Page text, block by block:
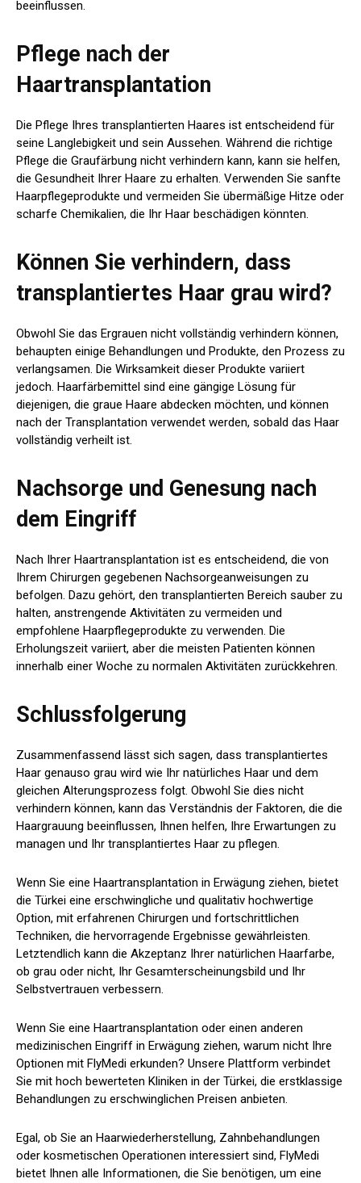
beeinflussen.
Pflege nach der
Haartransplantation
Die Pflege Ihres transplantierten Haares ist entscheidend für
seine Langlebigkeit und sein Aussehen. Während die richtige
Pflege die Graufärbung nicht verhindern kann, kann sie helfen,
die Gesundheit Ihrer Haare zu erhalten. Verwenden Sie sanfte
Haarpflegeprodukte und vermeiden Sie übermäßige Hitze oder
scharfe Chemikalien, die Ihr Haar beschädigen könnten.
Können Sie verhindern, dass
transplantiertes Haar grau wird?
Obwohl Sie das Ergrauen nicht vollständig verhindern können,
behaupten einige Behandlungen und Produkte, den Prozess zu
verlangsamen. Die Wirksamkeit dieser Produkte variiert
jedoch. Haarfärbemittel sind eine gängige Lösung für
diejenigen, die graue Haare abdecken möchten, und können
nach der Transplantation verwendet werden, sobald das Haar
vollständig verheilt ist.
Nachsorge und Genesung nach
dem Eingriff
Nach Ihrer Haartransplantation ist es entscheidend, die von
Ihrem Chirurgen gegebenen Nachsorgeanweisungen zu
befolgen. Dazu gehört, den transplantierten Bereich sauber zu
halten, anstrengende Aktivitäten zu vermeiden und
empfohlene Haarpflegeprodukte zu verwenden. Die
Erholungszeit variiert, aber die meisten Patienten können
innerhalb einer Woche zu normalen Aktivitäten zurückkehren.
Schlussfolgerung
Zusammenfassend lässt sich sagen, dass transplantiertes
Haar genauso grau wird wie Ihr natürliches Haar und dem
gleichen Alterungsprozess folgt. Obwohl Sie dies nicht
verhindern können, kann das Verständnis der Faktoren, die die
Haargrauung beeinflussen, Ihnen helfen, Ihre Erwartungen zu
managen und Ihr transplantiertes Haar zu pflegen.
Wenn Sie eine Haartransplantation in Erwägung ziehen, bietet
die Türkei eine erschwingliche und qualitativ hochwertige
Option, mit erfahrenen Chirurgen und fortschrittlichen
Techniken, die hervorragende Ergebnisse gewährleisten.
Letztendlich kann die Akzeptanz Ihrer natürlichen Haarfarbe,
ob grau oder nicht, Ihr Gesamterscheinungsbild und Ihr
Selbstvertrauen verbessern.
Wenn Sie eine Haartransplantation oder einen anderen
medizinischen Eingriff in Erwägung ziehen, warum nicht Ihre
Optionen mit FlyMedi erkunden? Unsere Plattform verbindet
Sie mit hoch bewerteten Kliniken in der Türkei, die erstklassige
Behandlungen zu erschwinglichen Preisen anbieten.
Egal, ob Sie an Haarwiederherstellung, Zahnbehandlungen
oder kosmetischen Operationen interessiert sind, FlyMedi
bietet Ihnen alle Informationen, die Sie benötigen, um eine